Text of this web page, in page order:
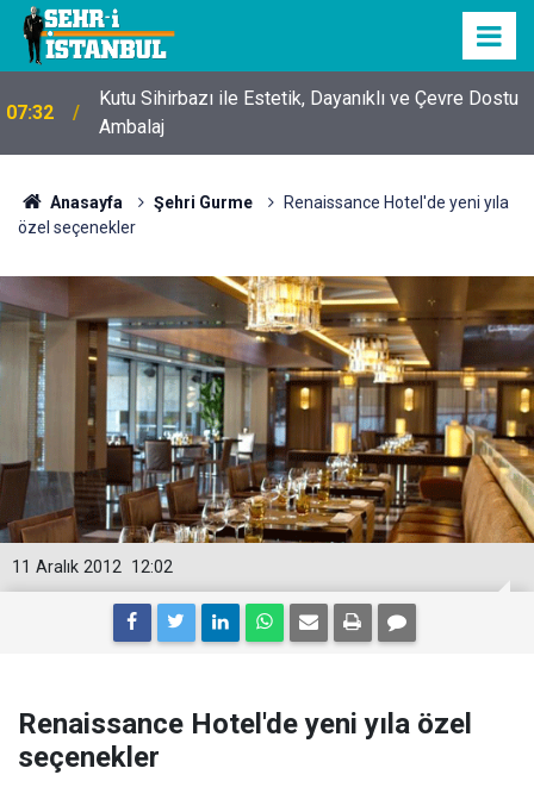
07:32
Kutu Sihirbazı ile Estetik, Dayanıklı ve Çevre Dostu
Ambalaj
Anasayfa Şehri Gurme
Renaissance Hotel'de yeni yıla
özel seçenekler
12:02
11 Aralık 2012
Renaissance Hotel'de yeni yıla özel
seçenekler